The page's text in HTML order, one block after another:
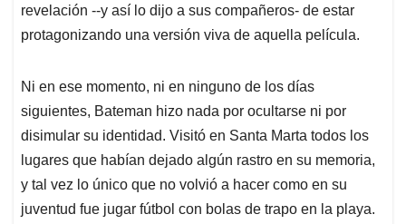
revelación --y así lo dijo a sus compañeros- de estar
protagonizando una versión viva de aquella película.
Ni en ese momento, ni en ninguno de los días
siguientes, Bateman hizo nada por ocultarse ni por
disimular su identidad. Visitó en Santa Marta todos los
lugares que habían dejado algún rastro en su memoria,
y tal vez lo único que no volvió a hacer como en su
juventud fue jugar fútbol con bolas de trapo en la playa.